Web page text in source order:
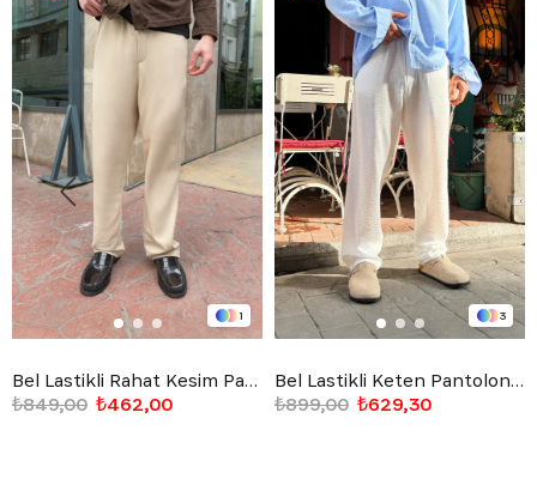
1
Bel Lastikli Rahat Kesim Pantolon
₺462,00
₺849,00
3
Bel Lastikli Keten Pantolon Beyaz
₺629,30
₺899,00